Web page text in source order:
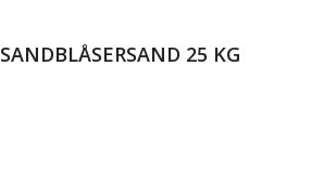
SANDBLÅSERSAND 25 KG